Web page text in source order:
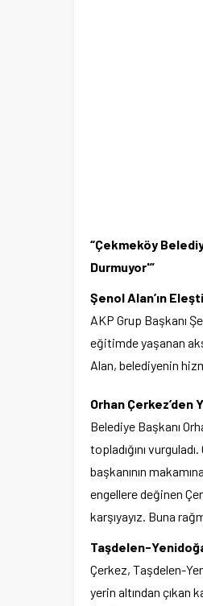
“Çekmeköy
Durmuyor'”
Şenol Alan’ın
AKP Grup Başkanı
eğitimde yaşanan
Alan, belediyenin
Orhan Çerkez’den
Belediye Başkanı
topladığını
başkanının
engellere değinen
karşıyayız. Buna
Taşdelen-
Çerkez, Taşdelen-
yerin altından çıkan